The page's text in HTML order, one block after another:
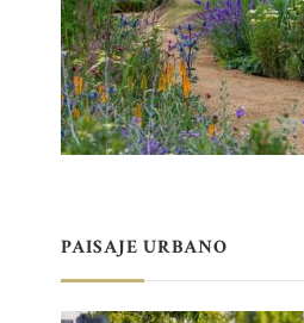
PAISAJE URBANO